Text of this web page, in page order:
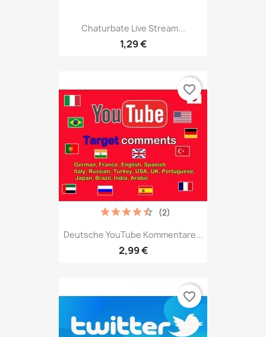
Chaturbate Live Stream...
1,29 €
Deutsche YouTube Kommentare...
2,99 €
(2)
favorite_border
favorite_border